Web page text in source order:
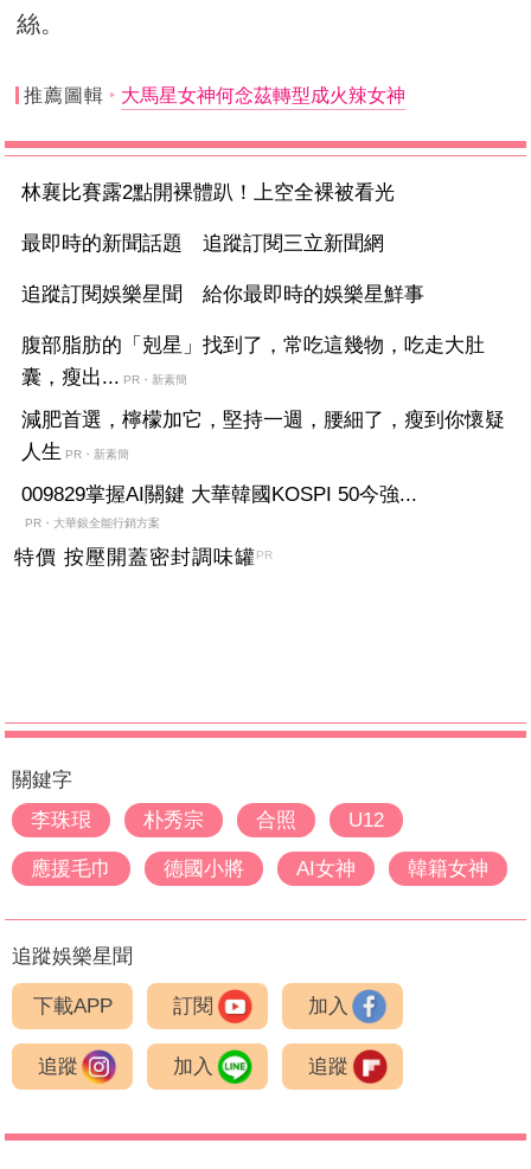
絲。
推薦圖輯 大馬星女神何念茲轉型成火辣女神
林襄比賽露2點開裸體趴！上空全裸被看光
最即時的新聞話題 追蹤訂閱三立新聞網
追蹤訂閱娛樂星聞 給你最即時的娛樂星鮮事
腹部脂肪的「剋星」找到了，常吃這幾物，吃走大肚
囊，瘦出... PR・新素簡
減肥首選，檸檬加它，堅持一週，腰細了，瘦到你懷疑
人生 PR・新素簡
009829掌握AI關鍵 大華韓國KOSPI 50今強...
PR・大華銀全能行銷方案
特價 按壓開蓋密封調味罐PR
關鍵字
李珠珢
朴秀宗 合照 U12
應援毛巾 德國小將 AI女神 韓籍女神
追蹤娛樂星聞
下載APP 訂閱 加入
追蹤 加入 追蹤